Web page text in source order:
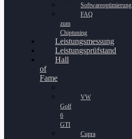
Softwareoptimierung
FAQ
zum
Chiptuning
Leistungsmessung
Leistungsprüfstand
Hall
of
Fame
VW
Golf
6
GTI
Cupra